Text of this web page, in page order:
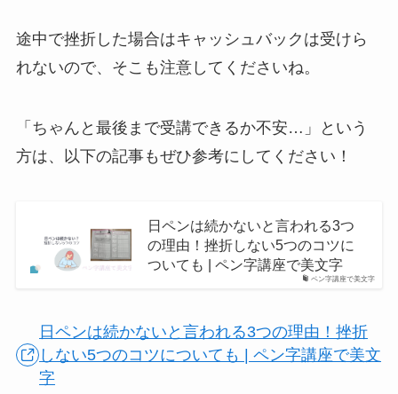
途中で挫折した場合はキャッシュバックは受けら
れないので、そこも注意してくださいね。
「ちゃんと最後まで受講できるか不安…」という
方は、以下の記事もぜひ参考にしてください！
ペン字講座で美文字
日ペンは続かないと言われる3つ
の理由！挫折しない5つのコツに
ついても | ペン字講座で美文字
日ペンは続かないと言われる3つの理由！挫折
しない5つのコツについても | ペン字講座で美文
字